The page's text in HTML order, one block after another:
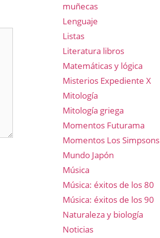
muñecas
Lenguaje
Listas
Literatura libros
Matemáticas y lógica
Misterios Expediente X
Mitología
Mitología griega
Momentos Futurama
Momentos Los Simpsons
Mundo Japón
Música
Música: éxitos de los 80
Música: éxitos de los 90
Naturaleza y biología
Noticias